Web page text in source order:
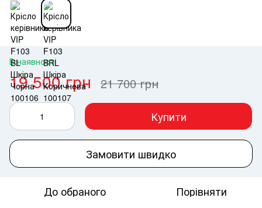
В наявності
19 500 грн 21 700 грн
Купити
Замовити швидко
До обраного Порівняти